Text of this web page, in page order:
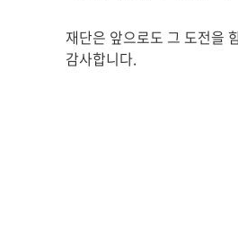
재단은 앞으로도 그 도전을
감사합니다.